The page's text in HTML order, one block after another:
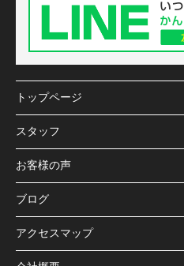
トップページ
スタッフ
お客様の声
ブログ
アクセスマップ